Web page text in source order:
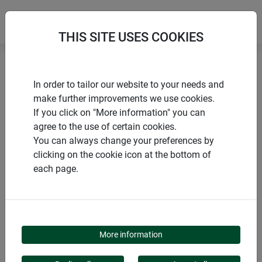
Accueil
Campagnols & taupes
Anti-taupes & campagnols ALUMINIUM
PRODUITS
ANTI-TAUPES &
CAMPAGNOLS
THIS SITE USES COOKIES
In order to tailor our website to your needs and
make further improvements we use cookies.
If you click on "More information" you can
agree to the use of certain cookies.
You can always change your preferences by
clicking on the cookie icon at the bottom of
each page.
More information